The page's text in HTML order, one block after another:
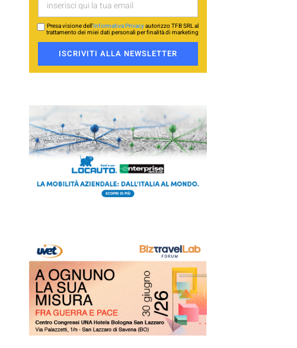
Presa visione dell’Informativa Privacyautorizzo TFB SRL al
trattamento dei miei dati personali per finalità di marketing
ISCRIVITI ALLA NEWSLETTER